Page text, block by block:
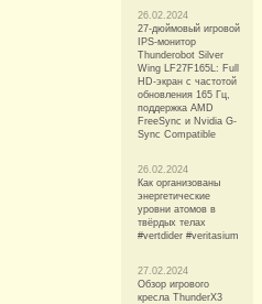
26.02.2024
27-дюймовый игровой
IPS-монитор
Thunderobot Silver
Wing LF27F165L: Full
HD-экран с частотой
обновления 165 Гц,
поддержка AMD
FreeSync и Nvidia G-
Sync Compatible
26.02.2024
Как организованы
энергетические
уровни атомов в
твёрдых телах
#vertdider #veritasium
27.02.2024
Обзор игрового
кресла ThunderX3